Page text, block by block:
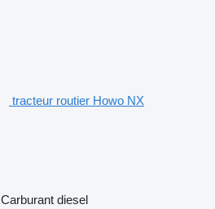
tracteur routier Howo NX
Carburant diesel